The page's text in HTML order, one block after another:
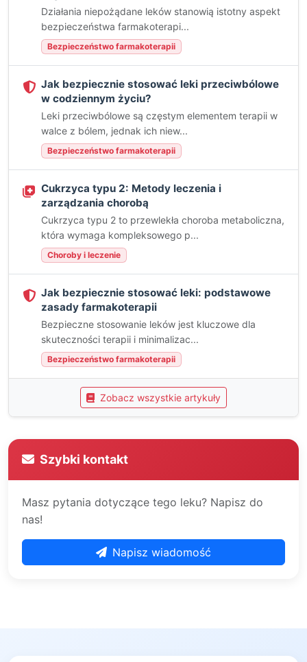
Działania niepożądane leków stanowią istotny aspekt
bezpieczeństwa farmakoterapi...
Bezpieczeństwo farmakoterapii
Jak bezpiecznie stosować leki przeciwbólowe
w codziennym życiu?
Leki przeciwbólowe są częstym elementem terapii w
walce z bólem, jednak ich niew...
Bezpieczeństwo farmakoterapii
Cukrzyca typu 2: Metody leczenia i
zarządzania chorobą
Cukrzyca typu 2 to przewlekła choroba metaboliczna,
która wymaga kompleksowego p...
Choroby i leczenie
Jak bezpiecznie stosować leki: podstawowe
zasady farmakoterapii
Bezpieczne stosowanie leków jest kluczowe dla
skuteczności terapii i minimalizac...
Bezpieczeństwo farmakoterapii
Zobacz wszystkie artykuły
Szybki kontakt
Masz pytania dotyczące tego leku? Napisz do
nas!
Napisz wiadomość